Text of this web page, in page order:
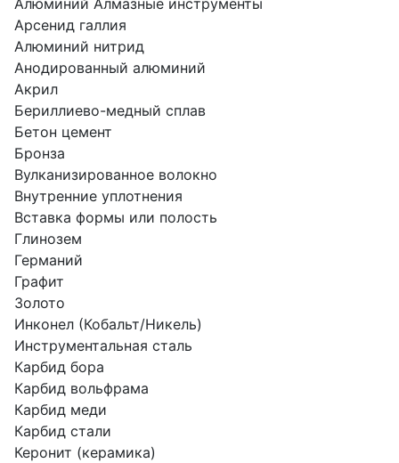
Алюминий Алмазные инструменты
Арсенид галлия
Алюминий нитрид
Анодированный алюминий
Акрил
Бериллиево-медный сплав
Бетон цемент
Бронза
Вулканизированное волокно
Внутренние уплотнения
Вставка формы или полость
Глинозем
Германий
Графит
Золото
Инконел (Кобальт/Никель)
Инструментальная сталь
Карбид бора
Карбид вольфрама
Карбид меди
Карбид стали
Керонит (керамика)